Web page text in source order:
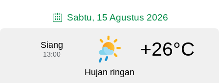
Sabtu, 15 Agustus 2026
Siang
13:00 +26°C
Hujan ringan